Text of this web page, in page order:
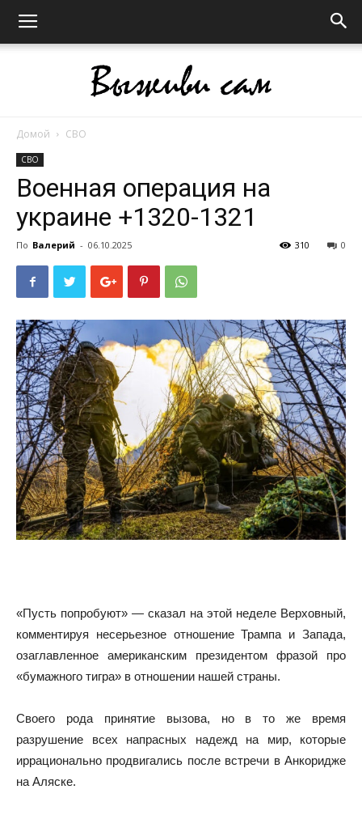
сам
Домой СВО
СВО
Военная операция на
украине +1320-1321
По Валерий - 06.10.2025 0
310
«Пусть попробуют» — сказал на этой неделе Верховный,
комментируя несерьезное отношение Трампа и Запада,
озаглавленное американским президентом фразой про
«бумажного тигра» в отношении нашей страны.
Своего рода принятие вызова, но в то же время
разрушение всех напрасных надежд на мир, которые
иррационально продвигались после встречи в Анкоридже
на Аляске.